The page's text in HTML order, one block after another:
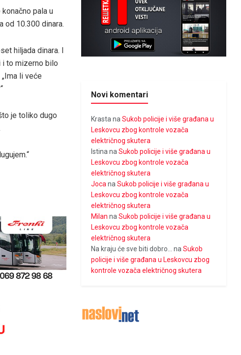
pala u
od 10.300 dinara.
hiljada dinara. I
i to mizerno bilo
li veće
je toliko dugo
Novi komentari
Krasta naSukob policije i više građana u
Leskovcu zbog kontrole vozača
električnog skutera
Istina naSukob policije i više građana u
Leskovcu zbog kontrole vozača
električnog skutera
Joca naSukob policije i više građana u
Leskovcu zbog kontrole vozača
električnog skutera
Milan naSukob policije i više građana u
Leskovcu zbog kontrole vozača
električnog skutera
Na kraju će sve biti dobro...
naSukob
policije i više građana u Leskovcu zbog
kontrole vozača električnog skutera